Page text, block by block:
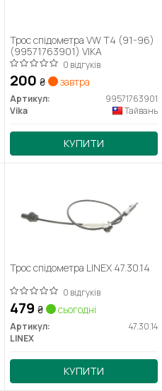
Трос спідометра VW T4 (91-96)
(99571763901) VIKA
0 відгуків
200 ₴ завтра
Артикул:
99571763901
Vika
Тайвань
КУПИТИ
Трос спідометра LINEX 47.30.14
0 відгуків
479 ₴ сьогодні
Артикул:
47.30.14
LINEX
КУПИТИ